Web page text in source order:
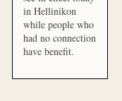
in Hellinikon
while people who
had no connection
have benefit.